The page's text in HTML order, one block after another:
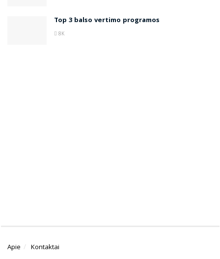
Top 3 balso vertimo programos
8K
Apie Kontaktai